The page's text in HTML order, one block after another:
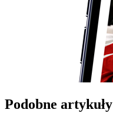
Podobne artykuły